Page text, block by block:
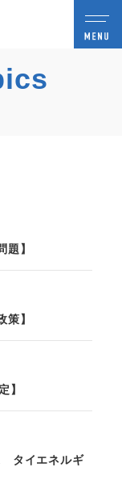
】
】
】
タイエネルギ